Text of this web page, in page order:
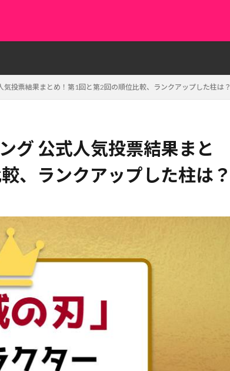
気投票結果まとめ！第1回と第2回の順位比較、ランクアップした柱は？
グ 公式人気投票結果まと
、ランクアップした柱は？